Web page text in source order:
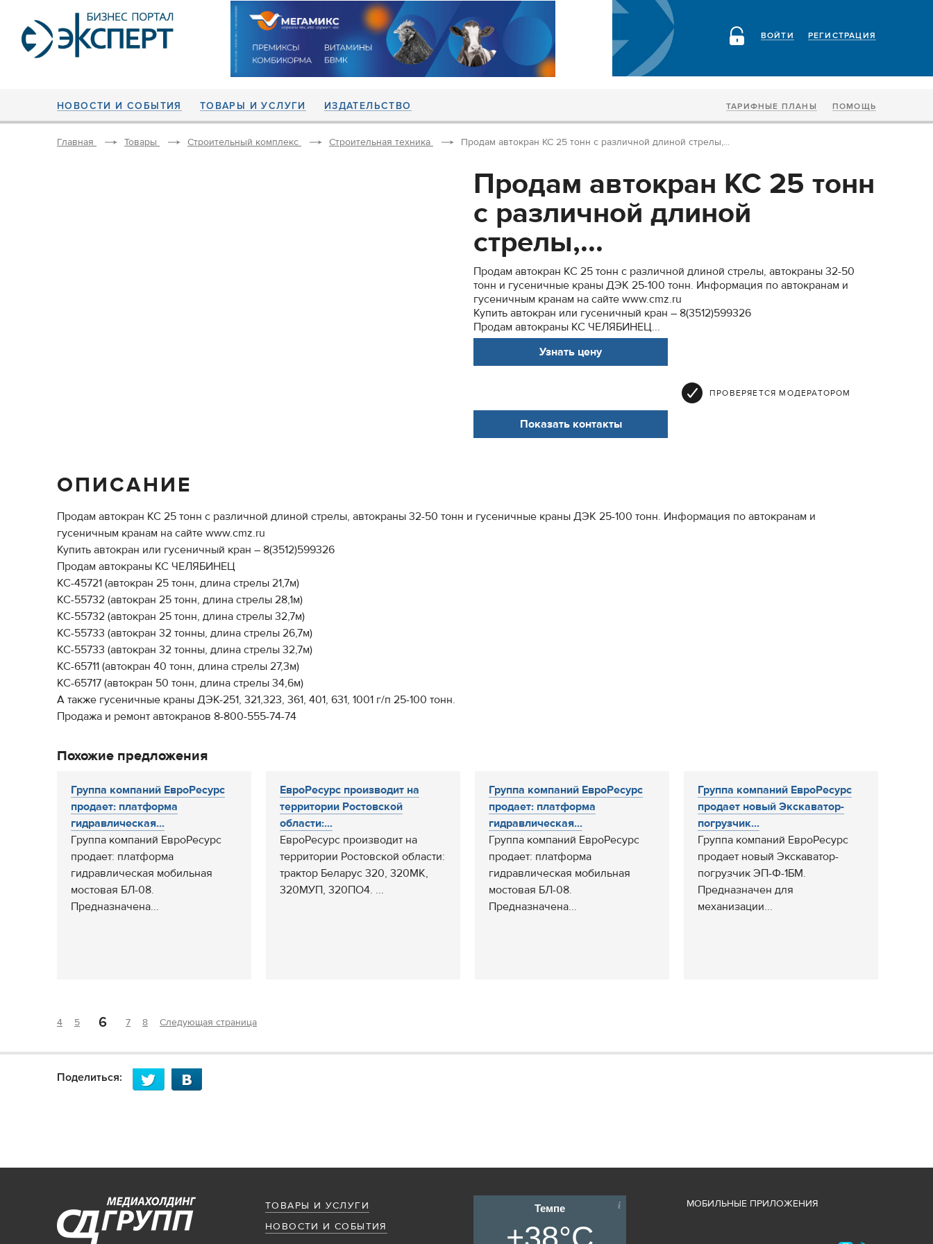
РЕГИСТРАЦИЯ
ВОЙТИ
НОВОСТИ И СОБЫТИЯ ТОВАРЫ И УСЛУГИ ИЗДАТЕЛЬСТВО ТАРИФНЫЕ ПЛАНЫ ПОМОЩЬ
Главная Товары Строительный комплекс Строительная техника Продам автокран КС 25 тонн с различной длиной стрелы,...
Продам автокран КС 25 тонн
с различной длиной
стрелы,...
Продам автокран КС 25 тонн с различной длиной стрелы, автокраны 32-50
тонн и гусеничные краны ДЭК 25-100 тонн. Информация по автокранам и
гусеничным кранам на сайте www.cmz.ru
Купить автокран или гусеничный кран – 8(3512)599326
Продам автокраны КС ЧЕЛЯБИНЕЦ...
Узнать цену
ПРОВЕРЯЕТСЯ МОДЕРАТОРОМ
Показать контакты
ОПИСАНИЕ
Продам автокран КС 25 тонн с различной длиной стрелы, автокраны 32-50 тонн и гусеничные краны ДЭК 25-100 тонн. Информация по автокранам и
гусеничным кранам на сайте www.cmz.ru
Купить автокран или гусеничный кран – 8(3512)599326
Продам автокраны КС ЧЕЛЯБИНЕЦ
КС-45721 (автокран 25 тонн, длина стрелы 21,7м)
КС-55732 (автокран 25 тонн, длина стрелы 28,1м)
КС-55732 (автокран 25 тонн, длина стрелы 32,7м)
КС-55733 (автокран 32 тонны, длина стрелы 26,7м)
КС-55733 (автокран 32 тонны, длина стрелы 32,7м)
КС-65711 (автокран 40 тонн, длина стрелы 27,3м)
КС-65717 (автокран 50 тонн, длина стрелы 34,6м)
А также гусеничные краны ДЭК-251, 321,323, 361, 401, 631, 1001 г/п 25-100 тонн.
Продажа и ремонт автокранов 8-800-555-74-74
Похожие предложения
Группа компаний ЕвроРесурс
продает: платформа
гидравлическая...
Группа компаний ЕвроРесурс
продает: платформа
гидравлическая мобильная
мостовая БЛ-08.
Предназначена...
ЕвроРесурс производит на
территории Ростовской
области:...
ЕвроРесурс производит на
территории Ростовской области:
трактор Беларус 320, 320МК,
320МУП, 320ПО4. ...
Группа компаний ЕвроРесурс
продает: платформа
гидравлическая...
Группа компаний ЕвроРесурс
продает: платформа
гидравлическая мобильная
мостовая БЛ-08.
Предназначена...
Группа компаний ЕвроРесурс
продает новый Экскаватор-
погрузчик...
Группа компаний ЕвроРесурс
продает новый Экскаватор-
погрузчик ЭП-Ф-1БМ.
Предназначен для
механизации...
4 5 6 7 8 Следующая страница
Поделиться:
ТОВАРЫ И УСЛУГИ
НОВОСТИ И СОБЫТИЯ
Темпе МОБИЛЬНЫЕ ПРИЛОЖЕНИЯ